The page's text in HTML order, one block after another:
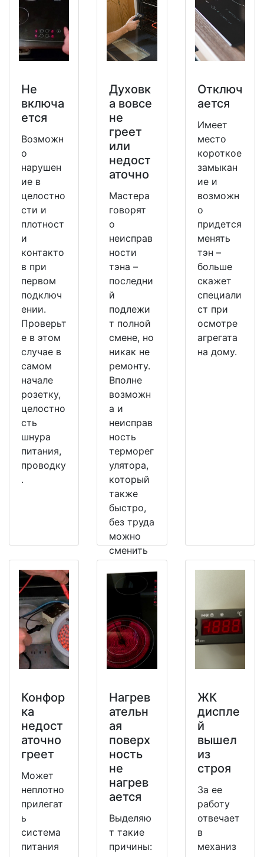
Не
включа
ется
Возможн
о
нарушен
ие в
целостно
сти и
плотност
и
контакто
в при
первом
подключ
ении.
Проверьт
е в этом
случае в
самом
начале
розетку,
целостно
сть
шнура
питания,
проводку
.
Духовк
а вовсе
не
греет
или
недост
аточно
Мастера
говорят
о
неисправ
ности
тэна –
последни
й
подлежи
т полной
смене, но
никак не
ремонту.
Вполне
возможн
а и
неисправ
ность
терморег
улятора,
который
также
быстро,
без труда
можно
сменить
рабочий.
Отключ
ается
Имеет
место
короткое
замыкан
ие и
возможн
о
придется
менять
тэн –
больше
скажет
специали
ст при
осмотре
агрегата
на дому.
Конфор
ка
недост
аточно
греет
Может
неплотно
прилегат
ь
система
питания
Нагрев
ательн
ая
поверх
ность
не
нагрев
ается
Выделяю
т такие
причины:
ЖК
диспле
й
вышел
из
строя
За ее
работу
отвечает
в
механиз